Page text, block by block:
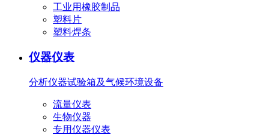
工业用橡胶制品
塑料片
塑料焊条
仪器仪表
分析仪器试验箱及气候环境设备
流量仪表
生物仪器
专用仪器仪表